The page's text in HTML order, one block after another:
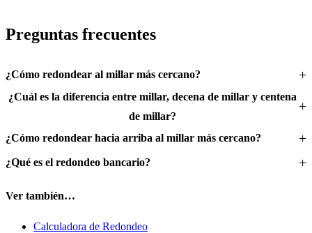
Preguntas frecuentes
¿Cómo redondear al millar más cercano?
¿Cuál es la diferencia entre millar, decena de millar y centena
de millar?
¿Cómo redondear hacia arriba al millar más cercano?
¿Qué es el redondeo bancario?
Ver también…
Calculadora de Redondeo